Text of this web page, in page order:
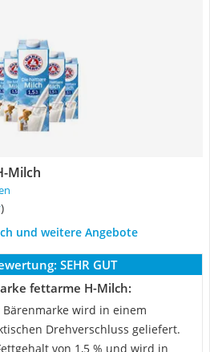
Milch
)
und weitere Angebote
SEHR GUT
fettarme H-Milch:
wird in einem
Drehverschluss geliefert.
von 1,5 % und wird in